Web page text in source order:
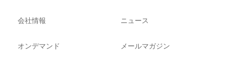
会社情報
オンデマンド
ニュース
メールマガジン